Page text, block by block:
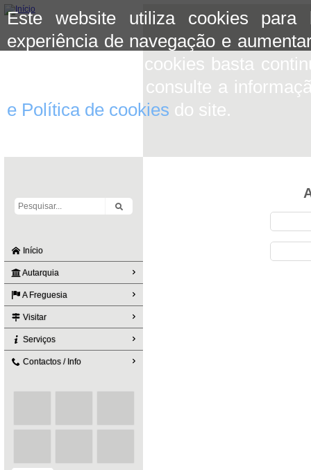
Este website utiliza cookies para
experiência de navegação e
aceitar o uso de cookies basta
mais informação consulte a
e Política de cookies do site.
Início
Autarquia
A Freguesia
Visitar
Serviços
Contactos / Info